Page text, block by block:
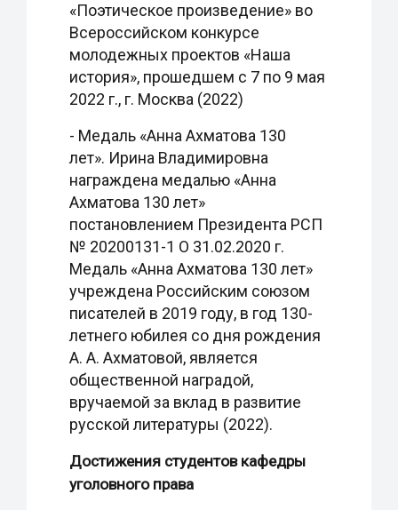
«Поэтическое произведение» во
Всероссийском конкурсе
молодежных проектов «Наша
история», прошедшем с 7 по 9 мая
2022 г., г. Москва (2022)
- Медаль «Анна Ахматова 130
лет». Ирина Владимировна
награждена медалью «Анна
Ахматова 130 лет»
постановлением Президента РСП
№ 20200131-1 О 31.02.2020 г.
Медаль «Анна Ахматова 130 лет»
учреждена Российским союзом
писателей в 2019 году, в год 130-
летнего юбилея со дня рождения
А. А. Ахматовой, является
общественной наградой,
вручаемой за вклад в развитие
русской литературы (2022).
Достижения студентов кафедры
уголовного права